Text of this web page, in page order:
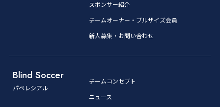
スポンサー紹介
チームオーナー・ブルザイズ会員
新人募集・お問い合わせ
Blind Soccer
パペレシアル
チームコンセプト
ニュース